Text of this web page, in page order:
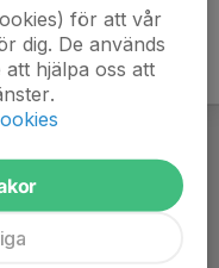
för att vår
dig. De används
hjälpa oss att